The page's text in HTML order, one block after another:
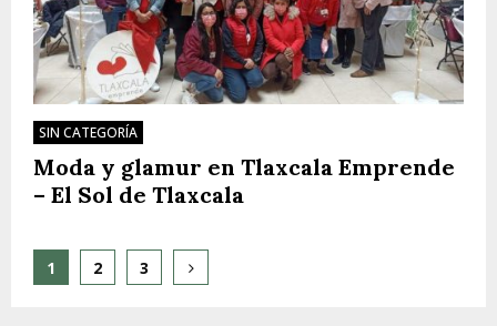
SIN CATEGORÍA
Moda y glamur en Tlaxcala Emprende
– El Sol de Tlaxcala
Paginación
1 2 3